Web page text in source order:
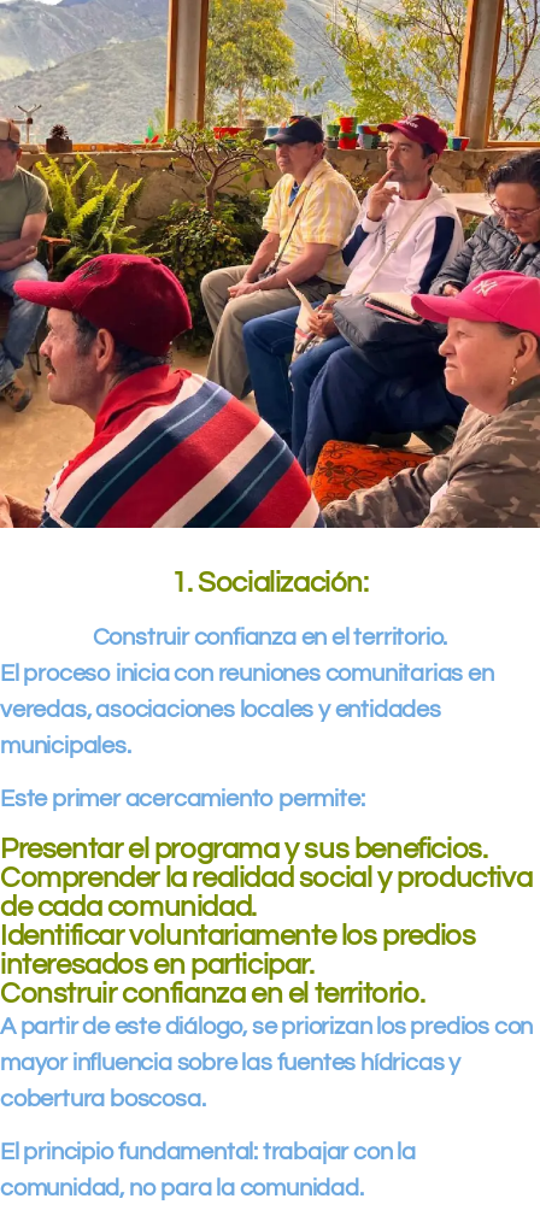
1. Socialización:
Construir confianza en el territorio.
El proceso inicia con reuniones comunitarias en
veredas, asociaciones locales y entidades
municipales.
Este primer acercamiento permite:
Presentar el programa y sus beneficios.
Comprender la realidad social y productiva
de cada comunidad.
Identificar voluntariamente los predios
interesados en participar.
Construir confianza en el territorio.
A partir de este diálogo, se priorizan los predios con
mayor influencia sobre las fuentes hídricas y
cobertura boscosa.
El principio fundamental: trabajar con la
comunidad, no para la comunidad.